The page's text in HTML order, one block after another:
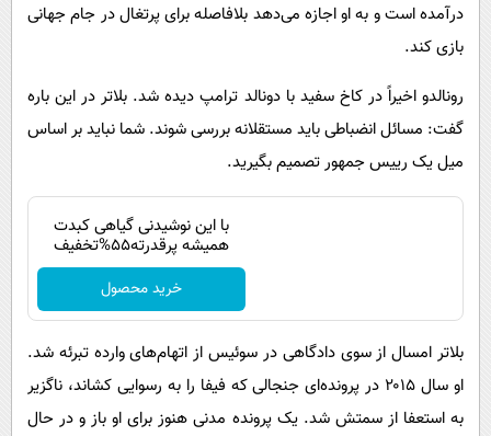
درآمده است و به او اجازه می‌دهد بلافاصله برای پرتغال در جام جهانی
بازی کند.
رونالدو اخیراً در کاخ سفید با دونالد ترامپ دیده شد. بلاتر در این باره
گفت: مسائل انضباطی باید مستقلانه بررسی شوند. شما نباید بر اساس
میل یک رییس جمهور تصمیم بگیرید.
با این نوشیدنی گیاهی کبدت
همیشه پرقدرته55%تخفیف
خرید محصول
بلاتر امسال از سوی دادگاهی در سوئیس از اتهام‌های وارده تبرئه شد.
او سال ۲۰۱۵ در پرونده‌ای جنجالی که فیفا را به رسوایی کشاند، ناگزیر
به استعفا از سمتش شد. یک پرونده مدنی هنوز برای او باز و در حال